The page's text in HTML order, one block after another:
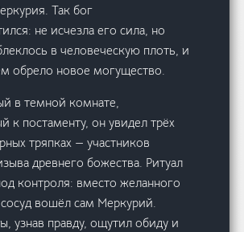
Так бог
не исчезла его сила, но
в человеческую плоть, и
обрело новое могущество.
в темной комнате,
к постаменту, он увидел трёх
тряпках — участников
древнего божества. Ритуал
контроля: вместо желанного
вошёл сам Меркурий.
узнав правду, ощутил обиду и